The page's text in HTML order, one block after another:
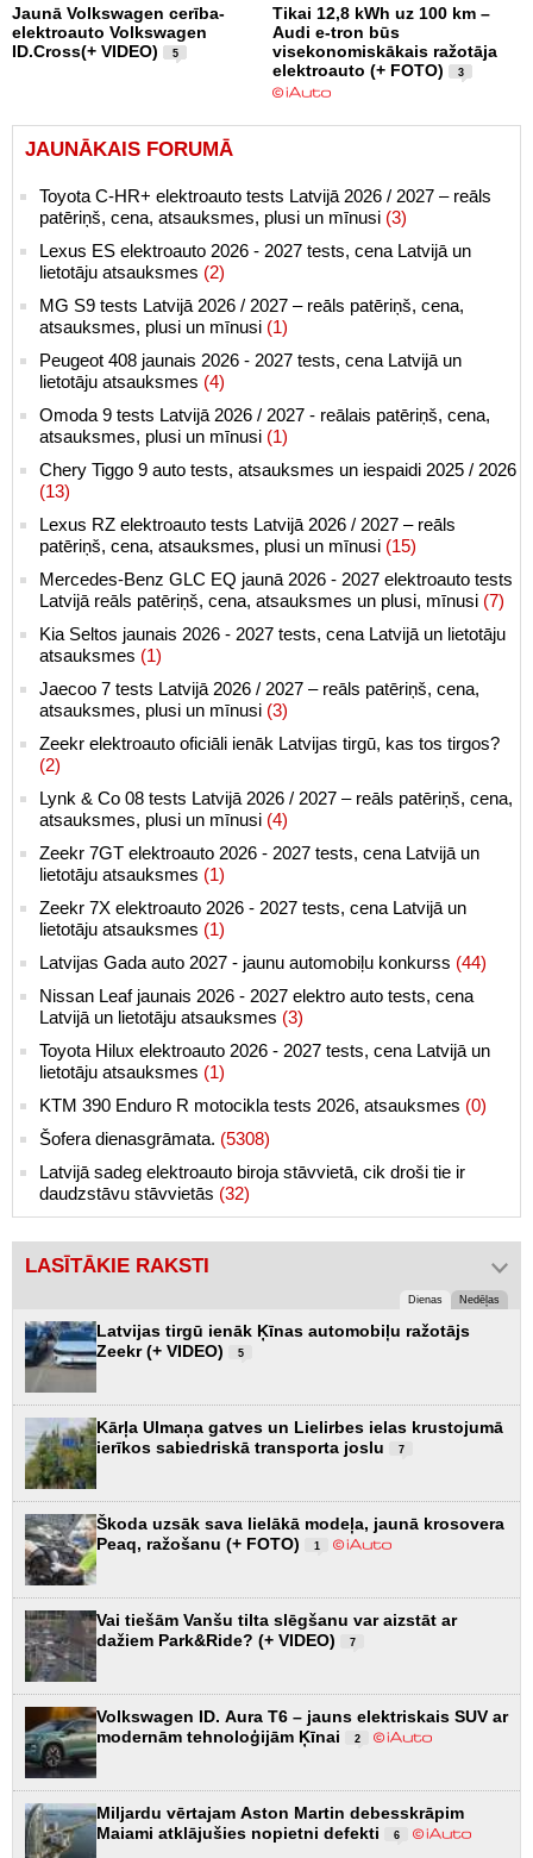
Jaunā Volkswagen cerība-
elektroauto Volkswagen
ID.Cross(+ VIDEO)
5
Tikai 12,8 kWh uz 100 km –
Audi e-tron būs
visekonomiskākais ražotāja
elektroauto (+ FOTO)
3
JAUNĀKAIS FORUMĀ
Toyota C-HR+ elektroauto tests Latvijā 2026 / 2027 – reāls
patēriņš, cena, atsauksmes, plusi un mīnusi (3)
Lexus ES elektroauto 2026 - 2027 tests, cena Latvijā un
lietotāju atsauksmes (2)
MG S9 tests Latvijā 2026 / 2027 – reāls patēriņš, cena,
atsauksmes, plusi un mīnusi (1)
Peugeot 408 jaunais 2026 - 2027 tests, cena Latvijā un
lietotāju atsauksmes (4)
Omoda 9 tests Latvijā 2026 / 2027 - reālais patēriņš, cena,
atsauksmes, plusi un mīnusi (1)
Chery Tiggo 9 auto tests, atsauksmes un iespaidi 2025 / 2026
(13)
Lexus RZ elektroauto tests Latvijā 2026 / 2027 – reāls
patēriņš, cena, atsauksmes, plusi un mīnusi (15)
Mercedes-Benz GLC EQ jaunā 2026 - 2027 elektroauto tests
Latvijā reāls patēriņš, cena, atsauksmes un plusi, mīnusi (7)
Kia Seltos jaunais 2026 - 2027 tests, cena Latvijā un lietotāju
atsauksmes (1)
Jaecoo 7 tests Latvijā 2026 / 2027 – reāls patēriņš, cena,
atsauksmes, plusi un mīnusi (3)
Zeekr elektroauto oficiāli ienāk Latvijas tirgū, kas tos tirgos?
(2)
Lynk & Co 08 tests Latvijā 2026 / 2027 – reāls patēriņš, cena,
atsauksmes, plusi un mīnusi (4)
Zeekr 7GT elektroauto 2026 - 2027 tests, cena Latvijā un
lietotāju atsauksmes (1)
Zeekr 7X elektroauto 2026 - 2027 tests, cena Latvijā un
lietotāju atsauksmes (1)
Latvijas Gada auto 2027 - jaunu automobiļu konkurss (44)
Nissan Leaf jaunais 2026 - 2027 elektro auto tests, cena
Latvijā un lietotāju atsauksmes (3)
Toyota Hilux elektroauto 2026 - 2027 tests, cena Latvijā un
lietotāju atsauksmes (1)
KTM 390 Enduro R motocikla tests 2026, atsauksmes (0)
Šofera dienasgrāmata. (5308)
Latvijā sadeg elektroauto biroja stāvvietā, cik droši tie ir
daudzstāvu stāvvietās (32)
LASĪTĀKIE RAKSTI
Dienas Nedēļas
Latvijas tirgū ienāk Ķīnas automobiļu ražotājs
Zeekr (+ VIDEO)
5
Kārļa Ulmaņa gatves un Lielirbes ielas krustojumā
ierīkos sabiedriskā transporta joslu
7
Škoda uzsāk sava lielākā modeļa, jaunā krosovera
Peaq, ražošanu (+ FOTO)
1
Vai tiešām Vanšu tilta slēgšanu var aizstāt ar
dažiem Park&Ride? (+ VIDEO)
7
Volkswagen ID. Aura T6 – jauns elektriskais SUV ar
modernām tehnoloģijām Ķīnai
2
Miljardu vērtajam Aston Martin debesskrāpim
Maiami atklājušies nopietni defekti
6